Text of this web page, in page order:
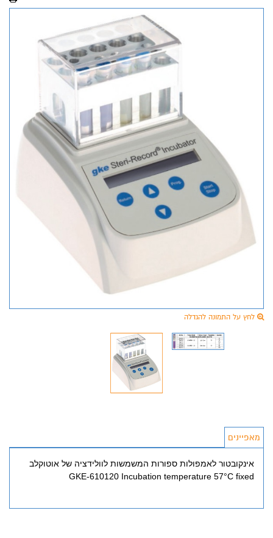
לחץ על התמונה להגדלה
מאפיינים
אינקובטור לאמפולות ספורות המשמשות לוולידציה של אוטוקלב
GKE-610120 Incubation temperature 57°C fixed